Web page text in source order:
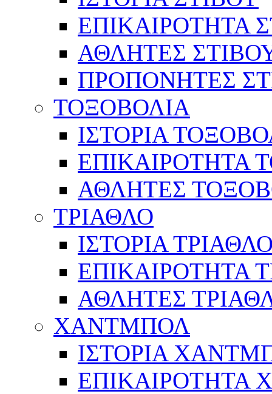
ΕΠΙΚΑΙΡΟΤΗΤΑ
ΑΘΛΗΤΕΣ
ΠΡΟΠΟΝΗΤΕΣ
ΤΟΞΟΒΟΛΙΑ
ΙΣΤΟΡΙΑ
ΕΠΙΚΑΙΡΟΤΗΤΑ
ΑΘΛΗΤΕΣ
ΤΡΙΑΘΛΟ
ΙΣΤΟΡΙΑ
ΕΠΙΚΑΙΡΟΤΗΤΑ
ΑΘΛΗΤΕΣ
ΧΑΝΤΜΠΟΛ
ΙΣΤΟΡΙΑ
ΕΠΙΚΑΙΡΟΤΗΤΑ